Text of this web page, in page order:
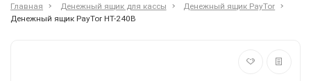
Главная Денежный ящик для кассы
Денежный ящик PayTor
Денежный ящик PayTor HT-240B